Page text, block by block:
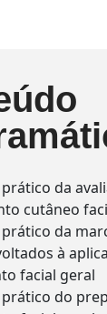
da
cutâneo
da
à
facial geral
do